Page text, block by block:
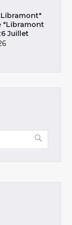
"Libramont
Juillet